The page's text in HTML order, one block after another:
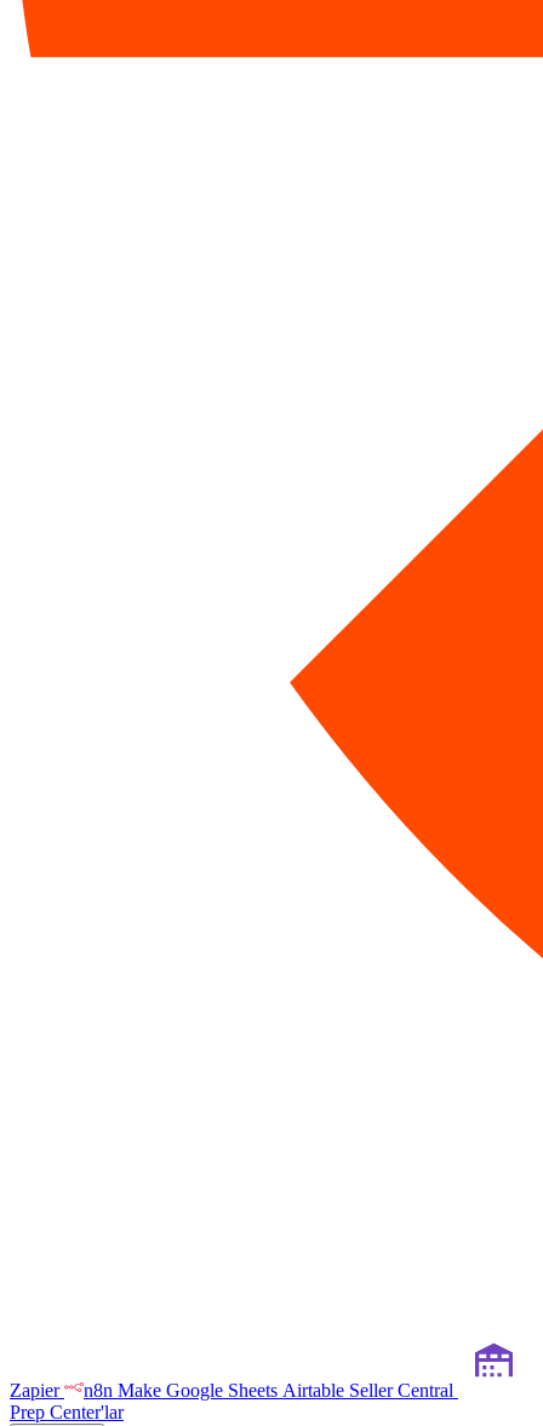
Zapier n8n Make Google Sheets Airtable Seller Central
Prep Center'lar